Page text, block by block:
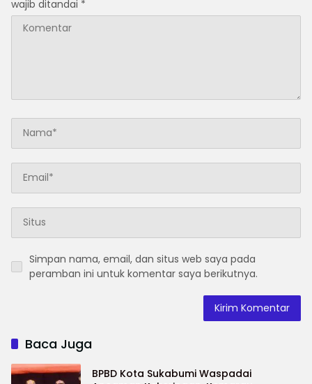
wajib ditandai *
Simpan nama, email, dan situs web saya pada
peramban ini untuk komentar saya berikutnya.
Baca Juga
BPBD Kota Sukabumi Waspadai